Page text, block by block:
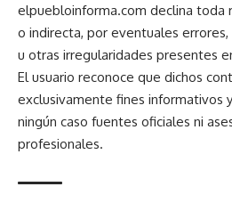
elpuebloinforma.com declina toda
o indirecta, por eventuales
u otras irregularidades presentes
El usuario reconoce que dichos
exclusivamente fines informativos
ningún caso fuentes oficiales ni
profesionales.